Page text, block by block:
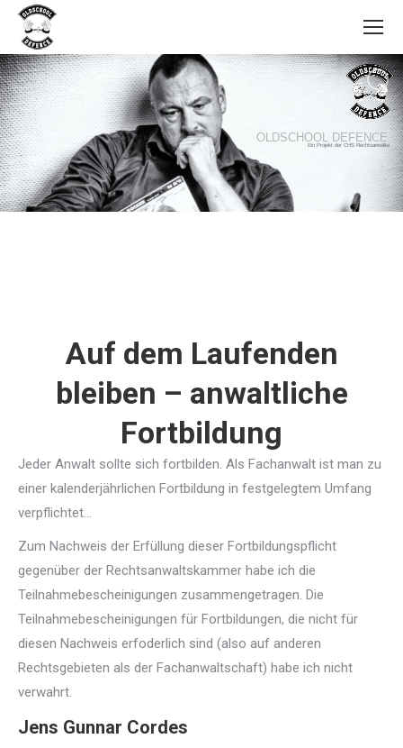
OLDSCHOOL DEFENCE
Ein Projekt der CHS Rechtsanwälte
Auf dem Laufenden
bleiben – anwaltliche
Fortbildung
Jeder Anwalt sollte sich fortbilden. Als Fachanwalt ist man zu
einer kalenderjährlichen Fortbildung in festgelegtem Umfang
verpflichtet…
Zum Nachweis der Erfüllung dieser Fortbildungspflicht
gegenüber der Rechtsanwaltskammer habe ich die
Teilnahmebescheinigungen zusammengetragen. Die
Teilnahmebescheinigungen für Fortbildungen, die nicht für
diesen Nachweis erfoderlich sind (also auf anderen
Rechtsgebieten als der Fachanwaltschaft) habe ich nicht
verwahrt.
Jens Gunnar Cordes